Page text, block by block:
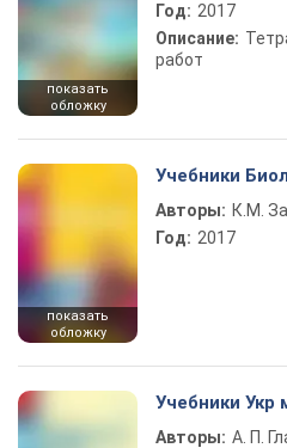
показать
обложку
Год: 2017
Описание:
работ
показать
обложку
Учебники
Авторы: К.М.
Год: 2017
Учебники Укр
Авторы: А. П.